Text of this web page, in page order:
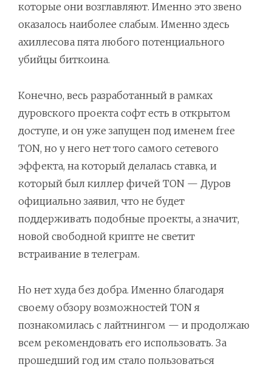
которые они возглавляют. Именно это звено
оказалось наиболее слабым. Именно здесь
ахиллесова пята любого потенциального
убийцы биткоина.
Конечно, весь разработанный в рамках
дуровского проекта софт есть в открытом
доступе, и он уже запущен под именем free
TON, но у него нет того самого сетевого
эффекта, на который делалась ставка, и
который был киллер фичей TON — Дуров
официально заявил, что не будет
поддерживать подобные проекты, а значит,
новой свободной крипте не светит
встраивание в телеграм.
Но нет худа без добра. Именно благодаря
своему обзору возможностей TON я
познакомилась с лайтнингом — и продолжаю
всем рекомендовать его использовать. За
прошедший год им стало пользоваться